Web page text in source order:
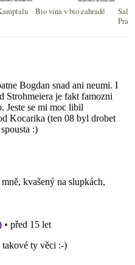
Bio vína v bio zahradě
Praze